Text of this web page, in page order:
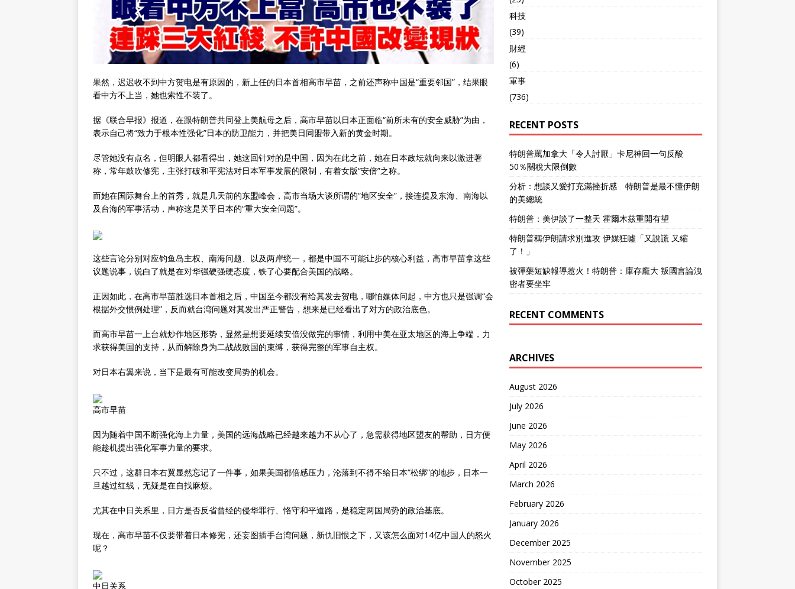
果然，迟迟收不到中方贺电是有原因的，新上任的日本首相高市早苗，之前还声称中国是“重要邻国”，结果眼
看中方不上当，她也索性不装了。
据《联合早报》报道，在跟特朗普共同登上美航母之后，高市早苗以日本正面临“前所未有的安全威胁”为由，
表示自己将“致力于根本性强化”日本的防卫能力，并把美日同盟带入新的黄金时期。
尽管她没有点名，但明眼人都看得出，她这回针对的是中国，因为在此之前，她在日本政坛就向来以激进著
称，常年鼓吹修宪，主张打破和平宪法对日本军事发展的限制，有着女版“安倍”之称。
而她在国际舞台上的首秀，就是几天前的东盟峰会，高市当场大谈所谓的“地区安全”，接连提及东海、南海以
及台海的军事活动，声称这是关乎日本的“重大安全问题”。
这些言论分别对应钓鱼岛主权、南海问题、以及两岸统一，都是中国不可能让步的核心利益，高市早苗拿这些
议题说事，说白了就是在对华强硬强硬态度，铁了心要配合美国的战略。
正因如此，在高市早苗胜选日本首相之后，中国至今都没有给其发去贺电，哪怕媒体问起，中方也只是强调“会
根据外交惯例处理”，反而就台湾问题对其发出严正警告，想来是已经看出了对方的政治底色。
而高市早苗一上台就炒作地区形势，显然是想要延续安倍没做完的事情，利用中美在亚太地区的海上争端，力
求获得美国的支持，从而解除身为二战战败国的束缚，获得完整的军事自主权。
对日本右翼来说，当下是最有可能改变局势的机会。
高市早苗
因为随着中国不断强化海上力量，美国的远海战略已经越来越力不从心了，急需获得地区盟友的帮助，日方便
能趁机提出强化军事力量的要求。
只不过，这群日本右翼显然忘记了一件事，如果美国都倍感压力，沦落到不得不给日本“松绑”的地步，日本一
旦越过红线，无疑是在自找麻烦。
尤其在中日关系里，日方是否反省曾经的侵华罪行、恪守和平道路，是稳定两国局势的政治基底。
现在，高市早苗不仅要带着日本修宪，还妄图插手台湾问题，新仇旧恨之下，又该怎么面对14亿中国人的怒火
呢？
中日关系
科技
(39)
財經
(6)
軍事
(736)
RECENT POSTS
特朗普罵加拿大「令人討厭」卡尼神回一句反酸
50％關稅大限倒數
分析：想談又愛打充滿挫折感 特朗普是最不懂伊朗
的美總統
特朗普：美伊談了一整天 霍爾木茲重開有望
特朗普稱伊朗請求別進攻 伊媒狂噓「又說謊 又縮
了！」
被彈藥短缺報導惹火！特朗普：庫存龐大 叛國言論洩
密者要坐牢
RECENT COMMENTS
ARCHIVES
August 2026
July 2026
June 2026
May 2026
April 2026
March 2026
February 2026
January 2026
December 2025
November 2025
October 2025